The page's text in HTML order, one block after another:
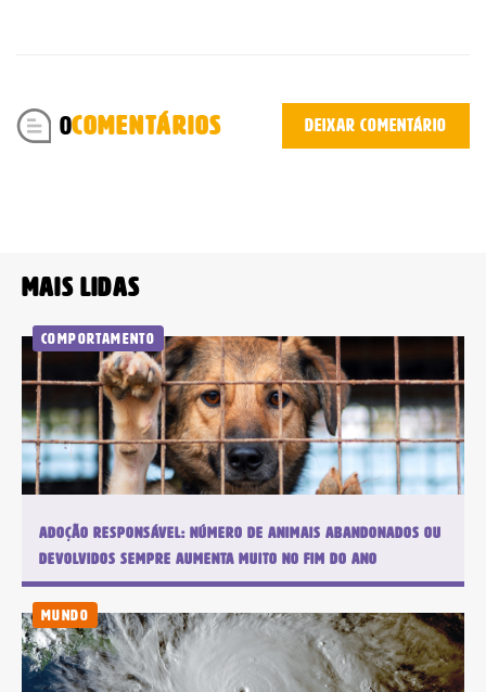
0COMENTÁRIOS Deixar comentário
Mais lidas
Comportamento
Adoção responsável: número de animais abandonados ou
devolvidos sempre aumenta muito no fim do ano
Mundo
Assine e tenha acesso ilimitado aos conteúdos Planeta
Recomendado
Jornal
Impresso +
Portal +
Plataforma
Leia Mais
Plano anual:
R$ 280.00 ou
10x R$ 28,00
Jornal
Impresso +
Digital
R$ 240.00 ou
10x R$ 24,00